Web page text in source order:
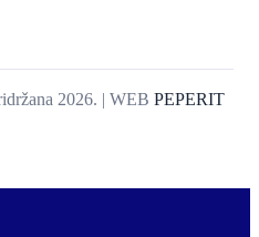
2026. | WEB PEPERIT